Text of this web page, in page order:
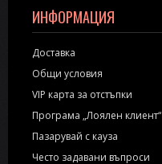
ИНФОРМАЦИЯ
Доставка
Общи условия
VIP карта за отстъпки
Програма „Лоялен клиент“
Пазарувай с кауза
Често задавани въпроси